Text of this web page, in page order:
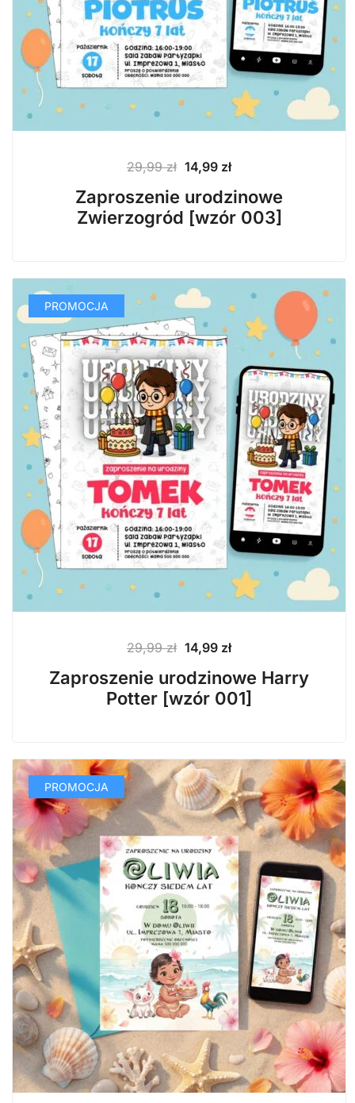
29,99zł Pierwotna
wynosiła:
29,99 zł.
14,99 złAktualna
cena
wynosi:
14,99 zł.
Zaproszenie urodzinowe
Zwierzogród [wzór 003]
PROMOCJA
29,99zł Pierwotna
cena
wynosiła:
29,99 zł.
14,99 złAktualna
wynosi:
14,99 zł.
Zaproszenie urodzinowe Harry
Potter [wzór 001]
PROMOCJA